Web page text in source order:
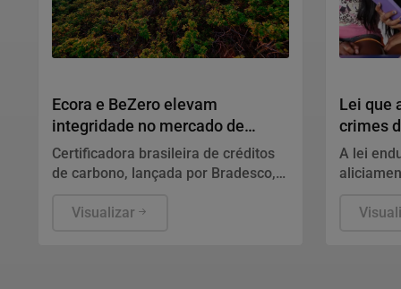
inteligência para enfrentar crises
complexas.
Ecora e BeZero elevam
integridade no mercado de
carbono
Certificadora brasileira de créditos
de carbono, lançada por Bradesco,
metodologias revisadas pela
Visualizar
Lei que
crimes
A lei
perfis